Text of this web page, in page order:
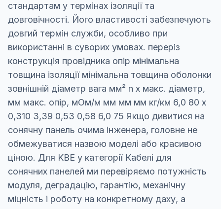
стандартам у термінах ізоляції та
довговічності. Його властивості забезпечують
довгий термін служби, особливо при
використанні в суворих умовах. переріз
конструкція провідника опір мінімальна
товщина ізоляції мінімальна товщина оболонки
зовнішній діаметр вага мм² n x макс. діаметр,
мм макс. опір, мОм/м мм мм мм кг/км 6,0 80 x
0,310 3,39 0,53 0,58 6,0 75 Якщо дивитися на
сонячну панель очима інженера, головне не
обмежуватися назвою моделі або красивою
ціною. Для KBE у категорії Кабелі для
сонячних панелей ми перевіряємо потужність
модуля, деградацію, гарантію, механічну
міцність і роботу на конкретному даху, а